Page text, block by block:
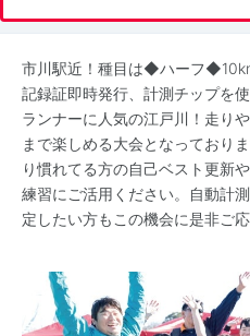
市川駅近！種目は◆ハーフ
記録証即時発行、計測チップを
ランナーに人気の江戸川！走り
まで楽しめる大会となっており
り慣れてる方の自己ベスト更新
練習にご活用ください。自動計
定したい方もこの機会に是非ご応